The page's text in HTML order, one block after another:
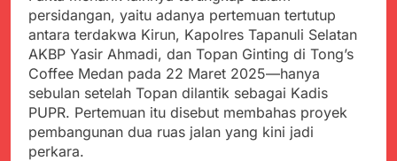
Cegah Stunting
Berangkatkan Empat
Korban Kebakaran KMP
Mutiara Sentosa 2 ke
Posko Pusat Tg. Perak
Surabaya
SMA Negeri Nyalindung
Sukabumi Diduga
Lakukan Pungutan
melalui Komite Sekolah,
Disorot karena Dinilai
Bertentangan dengan
Edaran Disdik Jabar
Agustus 4, 2026
Ketua Umum FSP
Maritim Indonesia
Bantah Isu Mogok
Nasional TKBM: “Belum
Agustus 3, 2026
Menjelajahi Potensi
persidangan, yaitu adanya pertemuan tertutup
antara terdakwa Kirun, Kapolres Tapanuli Selatan
AKBP Yasir Ahmadi, dan Topan Ginting di Tong’s
Coffee Medan pada 22 Maret 2025—hanya
sebulan setelah Topan dilantik sebagai Kadis
PUPR. Pertemuan itu disebut membahas proyek
pembangunan dua ruas jalan yang kini jadi
perkara.